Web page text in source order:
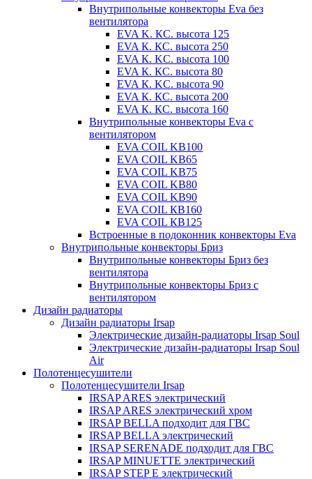
Внутрипольные конвекторы Eva без
вентилятора
EVA K. КС. высота 125
EVA К. КС. высота 250
EVA К. KС. высота 100
EVA К. КС. высота 80
EVA К. KC. высота 90
EVA К. КС. высота 200
EVA К. КС. высота 160
Внутрипольные конвекторы Eva с
вентилятором
EVA COIL KB100
EVA COIL KB65
EVA COIL KB75
EVA COIL KB80
EVA COIL KB90
EVA COIL КВ160
EVA COIL КВ125
Встроенные в подоконник конвекторы Eva
Внутрипольные конвекторы Бриз
Внутрипольные конвекторы Бриз без
вентилятора
Внутрипольные конвекторы Бриз с
вентилятором
Дизайн радиаторы
Дизайн радиаторы Irsap
Электрические дизайн-радиаторы Irsap Soul
Электрические дизайн-радиаторы Irsap Soul
Air
Полотенцесушители
Полотенцесушители Irsap
IRSAP ARES электрический
IRSAP ARES электрический хром
IRSAP BELLA подходит для ГВС
IRSAP BELLA электрический
IRSAP SERENADE подходит для ГВС
IRSAP MINUETTE электрический
IRSAP STEP E электрический